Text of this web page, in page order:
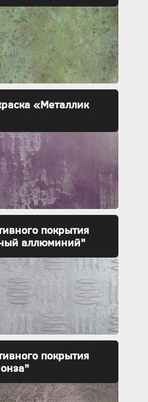
«Металлик
покрытия
аллюминий"
покрытия